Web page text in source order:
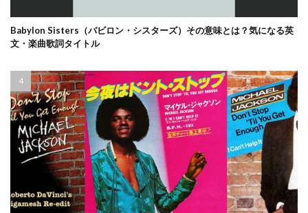
Babylon Sisters（バビロン・シスターズ）その意味とは？気になる英
文・楽曲歌詞タイトル